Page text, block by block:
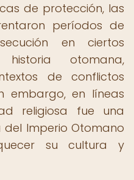
de protección, las
períodos de
en ciertos
otomana,
de conflictos
embargo, en líneas
religiosa fue una
Imperio Otomano
su cultura y